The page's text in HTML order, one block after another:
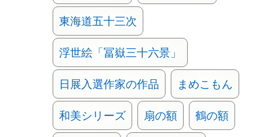
東海道五十三次
浮世絵「冨嶽三十六景」
日展入選作家の作品 まめこもん
和美シリーズ 扇の額 鶴の額